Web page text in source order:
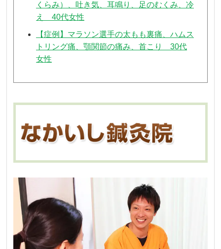
くらみ）、吐き気、耳鳴り、足のむくみ、冷
え 40代女性
【症例】マラソン選手の太もも裏痛、ハムス
トリング痛、顎関節の痛み、首こり 30代
女性